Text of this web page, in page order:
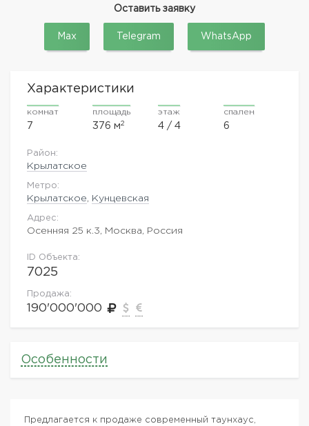
Оставить заявку
Max Telegram WhatsApp
Характеристики
комнат
7
площадь
376 м2
этаж
4 / 4
спален
6
Район:
Крылатское
Метро:
Крылатское Кунцевская
Адрес:
Осенняя 25 к.3, Москва, Россия
ID Объекта:
7025
Продажа:
190'000'000
Особенности
Предлагается к продаже современный таунхаус,